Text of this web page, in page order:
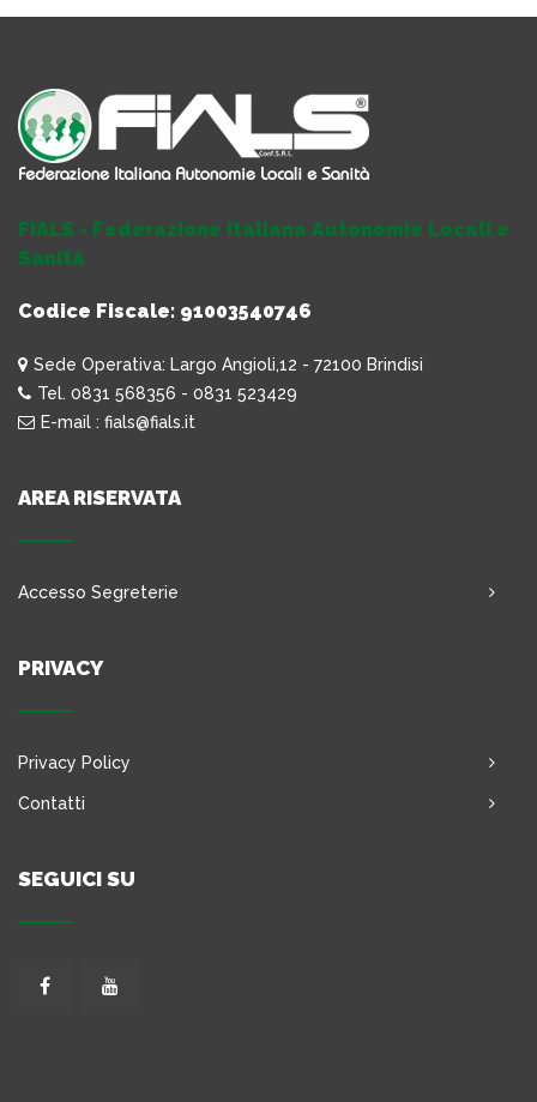
FIALS - Federazione Italiana Autonomie Locali e
Sanità
Codice Fiscale: 91003540746
Sede Operativa: Largo Angioli,12 - 72100 Brindisi
Tel. 0831 568356 - 0831 523429
E-mail : fials@fials.it
AREA RISERVATA
Accesso Segreterie
PRIVACY
Privacy Policy
Contatti
SEGUICI SU